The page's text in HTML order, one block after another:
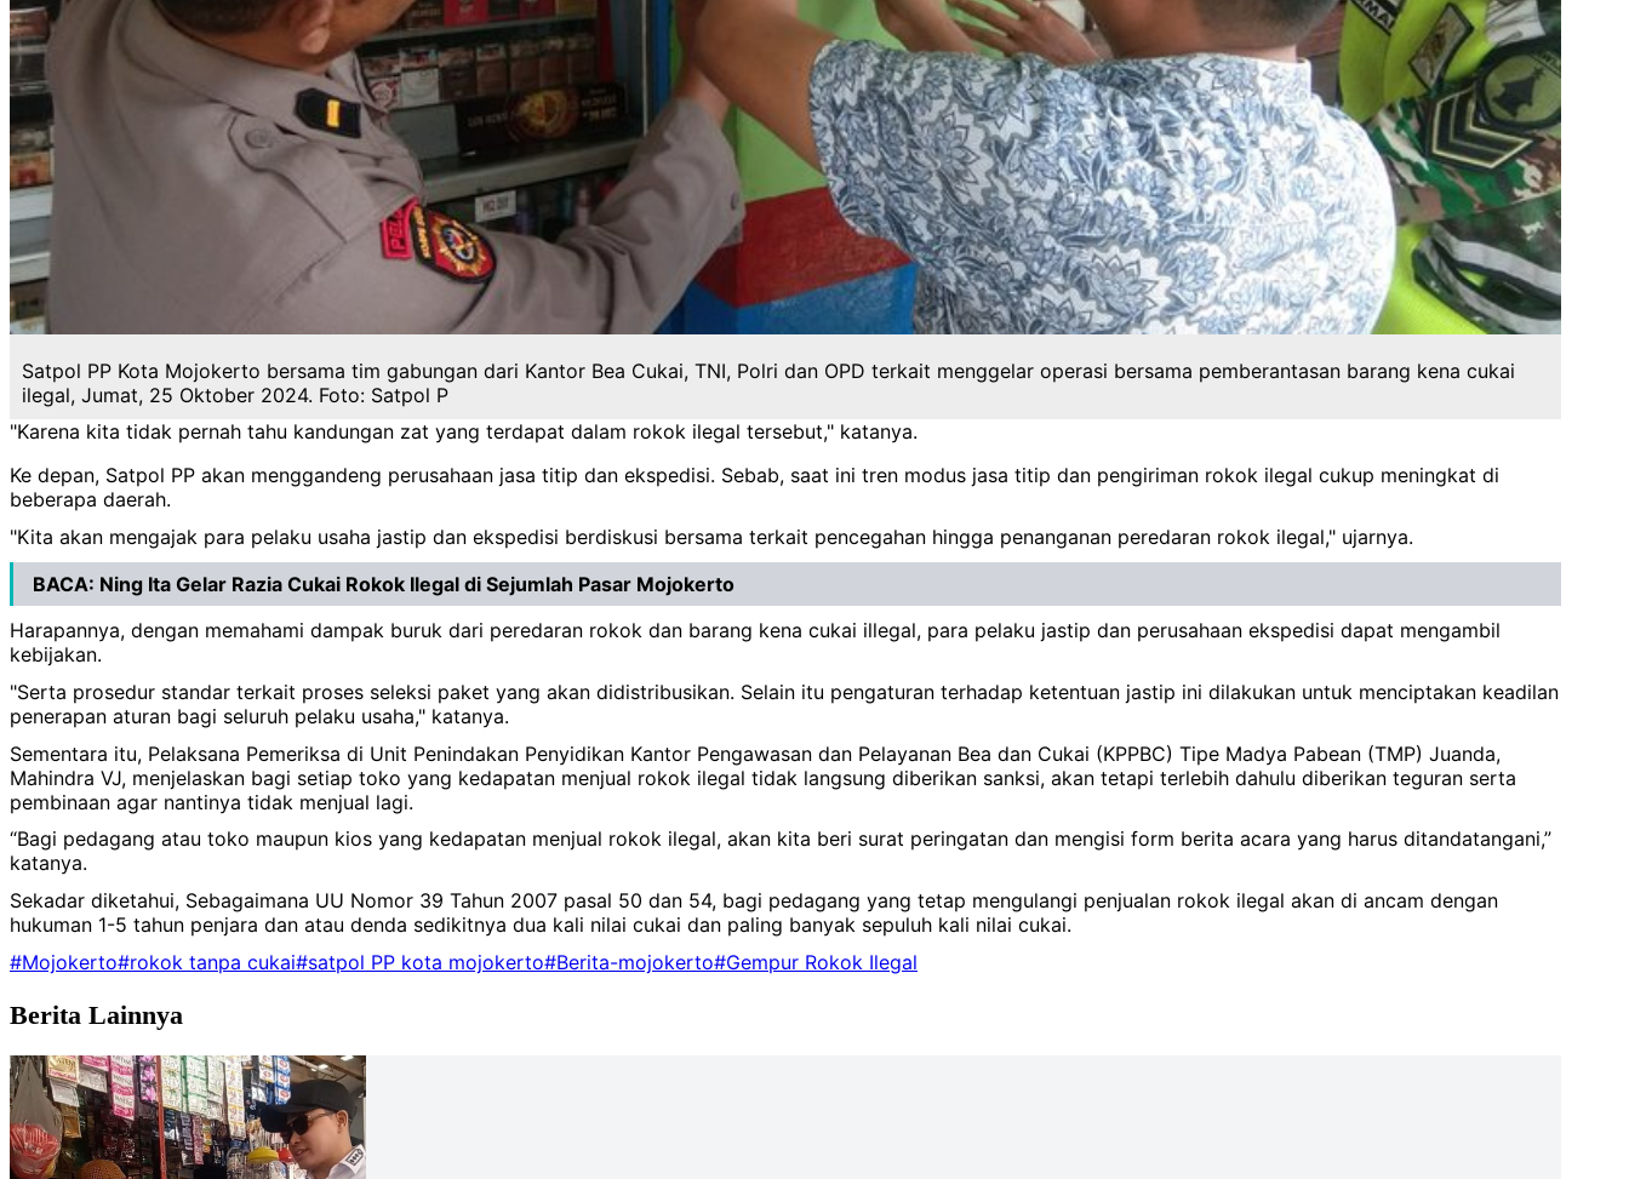
Satpol PP Kota Mojokerto bersama tim gabungan dari Kantor Bea Cukai, TNI, Polri dan OPD terkait menggelar operasi bersama pemberantasan barang kena cukai
ilegal, Jumat, 25 Oktober 2024. Foto: Satpol P
"Karena kita tidak pernah tahu kandungan zat yang terdapat dalam rokok ilegal tersebut," katanya.
Ke depan, Satpol PP akan menggandeng perusahaan jasa titip dan ekspedisi. Sebab, saat ini tren modus jasa titip dan pengiriman rokok ilegal cukup meningkat di
beberapa daerah.
"Kita akan mengajak para pelaku usaha jastip dan ekspedisi berdiskusi bersama terkait pencegahan hingga penanganan peredaran rokok ilegal," ujarnya.
BACA: Ning Ita Gelar Razia Cukai Rokok Ilegal di Sejumlah Pasar Mojokerto
Harapannya, dengan memahami dampak buruk dari peredaran rokok dan barang kena cukai illegal, para pelaku jastip dan perusahaan ekspedisi dapat mengambil
kebijakan.
"Serta prosedur standar terkait proses seleksi paket yang akan didistribusikan. Selain itu pengaturan terhadap ketentuan jastip ini dilakukan untuk menciptakan keadilan
penerapan aturan bagi seluruh pelaku usaha," katanya.
Sementara itu, Pelaksana Pemeriksa di Unit Penindakan Penyidikan Kantor Pengawasan dan Pelayanan Bea dan Cukai (KPPBC) Tipe Madya Pabean (TMP) Juanda,
Mahindra VJ, menjelaskan bagi setiap toko yang kedapatan menjual rokok ilegal tidak langsung diberikan sanksi, akan tetapi terlebih dahulu diberikan teguran serta
pembinaan agar nantinya tidak menjual lagi.
“Bagi pedagang atau toko maupun kios yang kedapatan menjual rokok ilegal, akan kita beri surat peringatan dan mengisi form berita acara yang harus ditandatangani,”
katanya.
Sekadar diketahui, Sebagaimana UU Nomor 39 Tahun 2007 pasal 50 dan 54, bagi pedagang yang tetap mengulangi penjualan rokok ilegal akan di ancam dengan
hukuman 1-5 tahun penjara dan atau denda sedikitnya dua kali nilai cukai dan paling banyak sepuluh kali nilai cukai.
#Mojokerto#rokok tanpa cukai#satpol PP kota mojokerto#Berita-mojokerto#Gempur Rokok Ilegal
Berita Lainnya